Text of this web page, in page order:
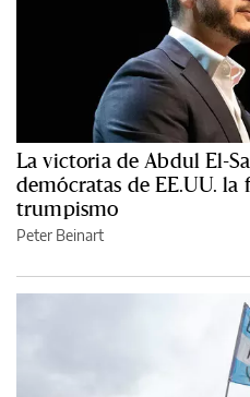
La victoria de Abdul El-
demócratas de EE.UU.
trumpismo
Peter Beinart